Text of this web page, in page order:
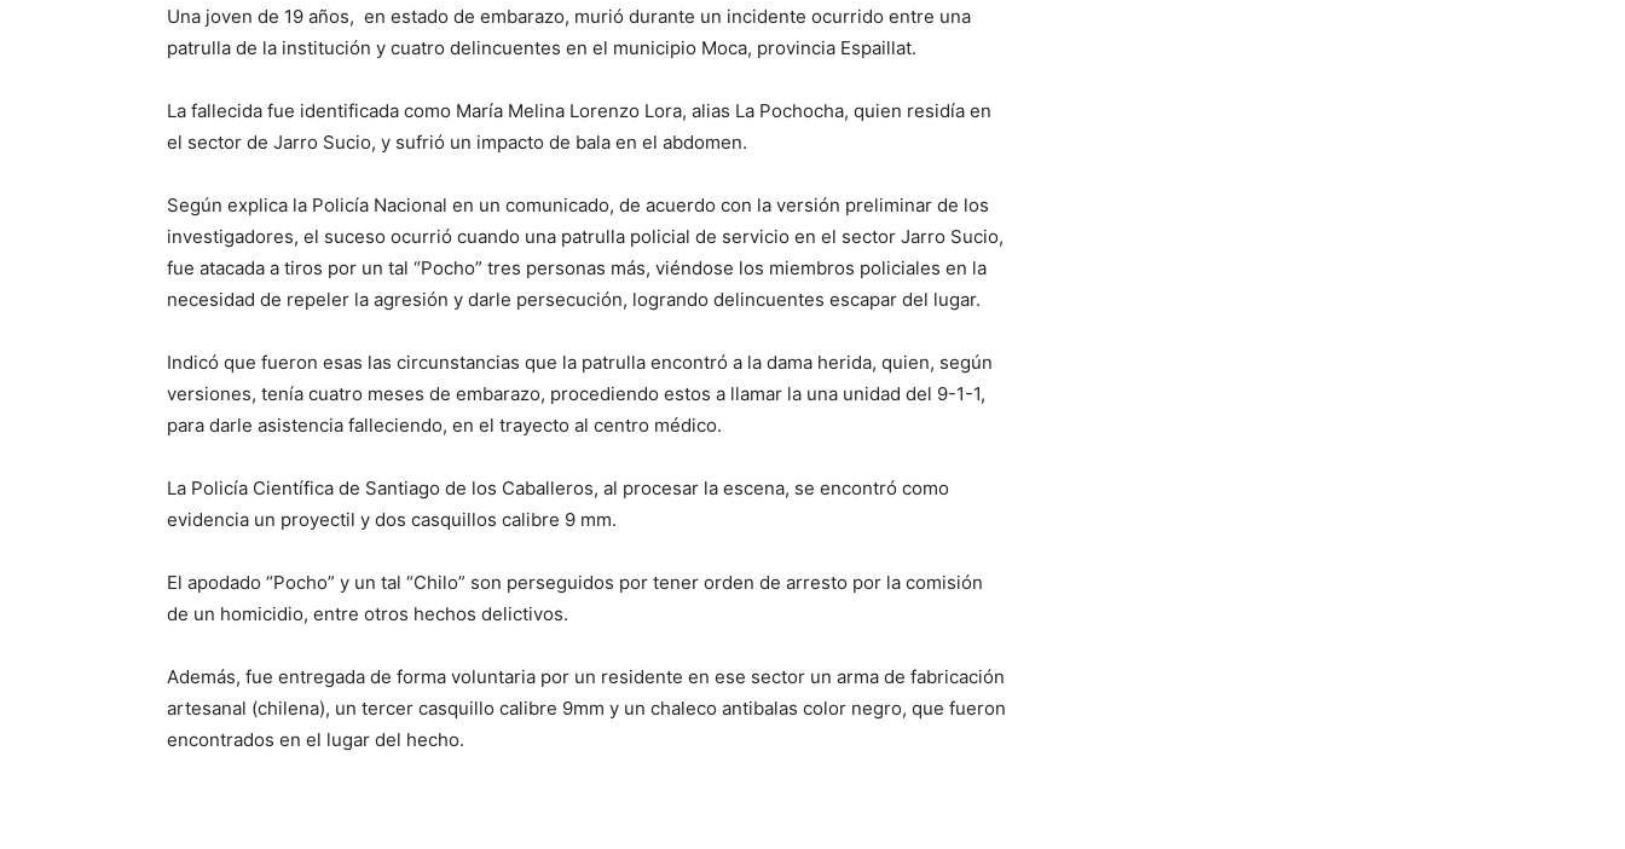
Una joven de 19 años, en estado de embarazo, murió durante un incidente ocurrido entre una
patrulla de la institución y cuatro delincuentes en el municipio Moca, provincia Espaillat.
La fallecida fue identificada como María Melina Lorenzo Lora, alias La Pochocha, quien residía en
el sector de Jarro Sucio, y sufrió un impacto de bala en el abdomen.
Según explica la Policía Nacional en un comunicado, de acuerdo con la versión preliminar de los
investigadores, el suceso ocurrió cuando una patrulla policial de servicio en el sector Jarro Sucio,
fue atacada a tiros por un tal “Pocho” tres personas más, viéndose los miembros policiales en la
necesidad de repeler la agresión y darle persecución, logrando delincuentes escapar del lugar.
Indicó que fueron esas las circunstancias que la patrulla encontró a la dama herida, quien, según
versiones, tenía cuatro meses de embarazo, procediendo estos a llamar la una unidad del 9-1-1,
para darle asistencia falleciendo, en el trayecto al centro médico.
La Policía Científica de Santiago de los Caballeros, al procesar la escena, se encontró como
evidencia un proyectil y dos casquillos calibre 9 mm.
El apodado “Pocho” y un tal “Chilo” son perseguidos por tener orden de arresto por la comisión
de un homicidio, entre otros hechos delictivos.
Además, fue entregada de forma voluntaria por un residente en ese sector un arma de fabricación
artesanal (chilena), un tercer casquillo calibre 9mm y un chaleco antibalas color negro, que fueron
encontrados en el lugar del hecho.